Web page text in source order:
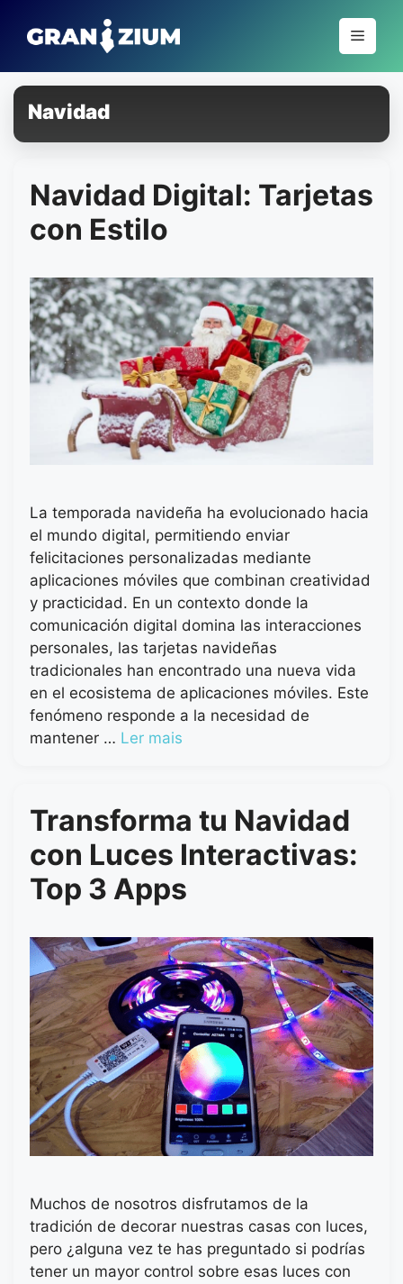
para
conteúdo
Menu
Navidad
Navidad Digital: Tarjetas
con Estilo
La temporada navideña ha evolucionado hacia
el mundo digital, permitiendo enviar
felicitaciones personalizadas mediante
aplicaciones móviles que combinan creatividad
y practicidad. En un contexto donde la
comunicación digital domina las interacciones
personales, las tarjetas navideñas
tradicionales han encontrado una nueva vida
en el ecosistema de aplicaciones móviles. Este
fenómeno responde a la necesidad de
mantener … Ler mais
Transforma tu Navidad
con Luces Interactivas:
Top 3 Apps
Muchos de nosotros disfrutamos de la
tradición de decorar nuestras casas con luces,
pero ¿alguna vez te has preguntado si podrías
tener un mayor control sobre esas luces con